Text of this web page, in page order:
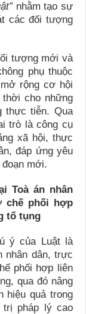
nhằm tạo sự
các đối tượng
tượng mới và
phụ thuộc
rộng cơ hội
cho những
thực tiễn. Qua
trò là công cụ
xã hội, thực
đáp ứng yêu
mới.
Toà án nhân
chế phối hợp
tố tụng
ý của Luật là
nhân dân, trực
phối hợp liên
qua đó nâng
hiệu quả trong
trị pháp lý cao